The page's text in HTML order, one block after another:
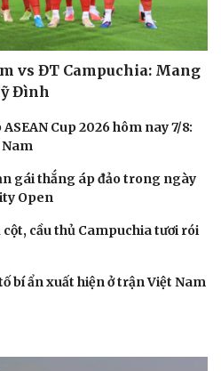
vs ĐT Campuchia: Mang
Đình
Cup 2026 hôm nay 7/8:
Nam
gái thắng áp đảo trong ngày
Open
cầu thủ Campuchia tươi rói
bí ẩn xuất hiện ở trận Việt Nam